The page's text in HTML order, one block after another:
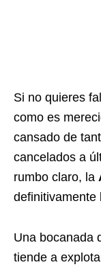
Si no quieres
como es
cansado de
cancelados a
rumbo claro, la
definitivamente
Una bocanada
tiende a